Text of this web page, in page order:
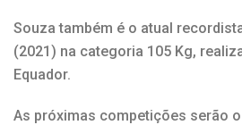
Souza também é o atual
(2021) na categoria 105 Kg,
Equador.
As próximas competições serão